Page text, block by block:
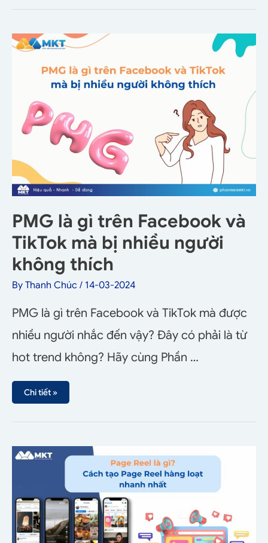
PMG là gì trên Facebook và
TikTok mà bị nhiều người
không thích
By Thanh Chúc / 14-03-2024
PMG là gì trên Facebook và TikTok mà được
nhiều người nhắc đến vậy? Đây có phải là từ
hot trend không? Hãy cùng Phần …
Chi tiết »